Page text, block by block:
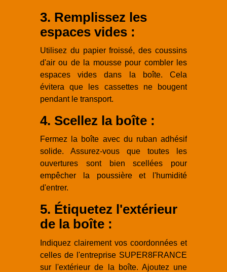
3. Remplissez les
espaces vides :
Utilisez du papier froissé, des coussins
d'air ou de la mousse pour combler les
espaces vides dans la boîte. Cela
évitera que les cassettes ne bougent
pendant le transport.
4. Scellez la boîte :
Fermez la boîte avec du ruban adhésif
solide. Assurez-vous que toutes les
ouvertures sont bien scellées pour
empêcher la poussière et l'humidité
d'entrer.
5. Étiquetez l'extérieur
de la boîte :
Indiquez clairement vos coordonnées et
celles de l'entreprise SUPER8FRANCE
sur l'extérieur de la boîte. Ajoutez une